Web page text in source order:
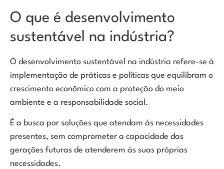
O que é desenvolvimento
sustentável na indústria?
O desenvolvimento sustentável na indústria refere-se à
implementação de práticas e políticas que equilibram o
crescimento econômico com a proteção do meio
ambiente e a responsabilidade social.
É a busca por soluções que atendam às necessidades
presentes, sem comprometer a capacidade das
gerações futuras de atenderem às suas próprias
necessidades.